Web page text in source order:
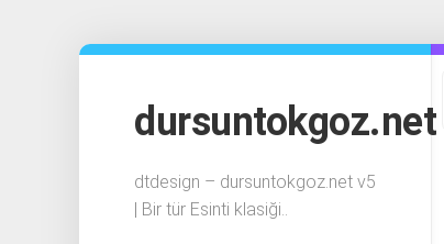
dursuntokgoz.net
dtdesign – dursuntokgoz.net v5
| Bir tür Esinti klasiği..